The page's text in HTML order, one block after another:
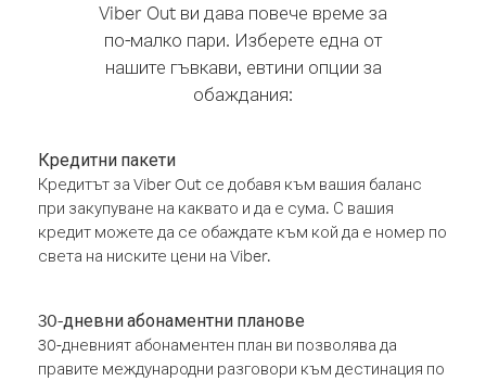
Viber Out ви дава повече време за
по-малко пари. Изберете една от
нашите гъвкави, евтини опции за
обаждания:
Кредитни пакети
Кредитът за Viber Out се добавя към вашия баланс
при закупуване на каквато и да е сума. С вашия
кредит можете да се обаждате към кой да е номер по
света на ниските цени на Viber.
30-дневни абонаментни планове
30-дневният абонаментен план ви позволява да
правите международни разговори към дестинация по